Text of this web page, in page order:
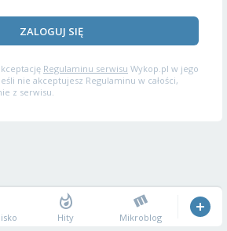
ZALOGUJ SIĘ
Regulaminu serwisu Wykop.pl w jego
nie akceptujesz Regulaminu w całości,
z serwisu.
Hity Mikroblog